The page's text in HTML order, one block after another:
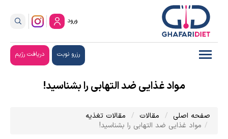
ورود
رزرو نوبت دریافت رژیم
مواد غذایی ضد التهابی را بشناسید!
صفحه اصلی مقالات
مقالات تغذیه
مواد غذایی ضد التهابی را بشناسید!